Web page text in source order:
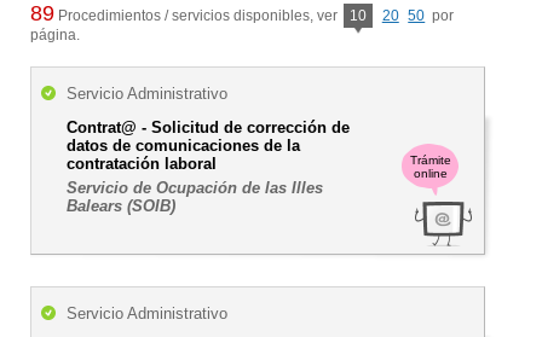
89 Procedimientos / servicios disponibles, ver 10 20 50 por
página.
Trámite
online
Servicio Administrativo
Contrat@ - Solicitud de corrección de
datos de comunicaciones de la
contratación laboral
Servicio de Ocupación de las Illes
Balears (SOIB)
Servicio Administrativo